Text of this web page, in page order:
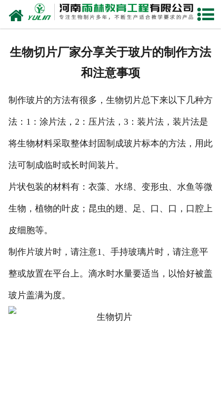
网站首页
联系我们
生物切片厂家分享关于玻片的制作方法
和注意事项
制作玻片的方法有很多，生物切片总下来以下几种方
法：1：涂片法，2：压片法，3：装片法，装片法是
将生物材料采取整体封固制成玻片标本的方法，用此
法可制成临时或长时间装片。
片状包装的材料有：衣藻、水绵、变形虫、水鱼等微
生物，植物的叶皮；昆虫的翅、足、口、口，口腔上
皮细胞等。
制作片玻片时，请注意1、手持玻璃片时，请注意平
整或放置在平台上。滴水时水量要适当，以恰好被盖
玻片盖满为度。